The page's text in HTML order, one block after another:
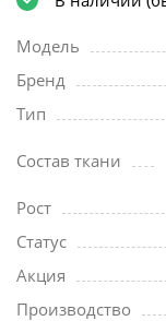
Модель
Бренд
Тип
Состав ткани
Рост
Статус
Акция
Производство